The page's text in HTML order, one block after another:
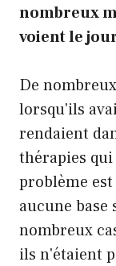
nombreux
voient le
De
lorsqu'ils
rendaient
thérapies
problème
aucune base
nombreux
ils n'étaient